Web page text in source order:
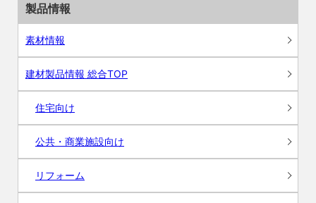
製品情報
素材情報
建材製品情報 総合TOP
住宅向け
公共・商業施設向け
リフォーム